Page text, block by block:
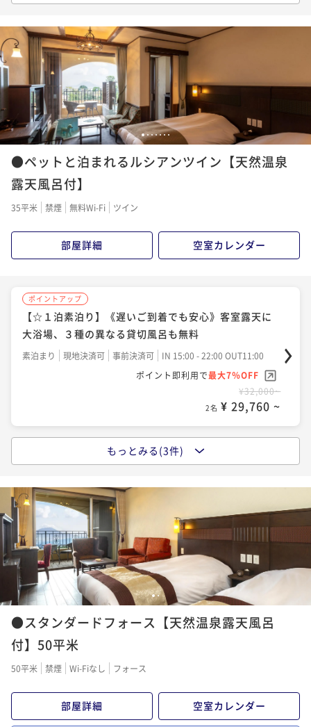
【一泊朝食】★約70種類のバイキングでパワーチャー
ジ★遅めの到着歓迎！貸切風呂・夜食のラーメン無料
♪
朝食付き 現地決済可 事前決済可
IN 15:00 - 22:00 OUT11:00
ポイント即利用で
¥40,500~
2名
ポイントアップ
★全室天然温泉露天風呂付★ラビスタ霧島ヒルズスタ
ンダードプラン★【基本1泊2食付】
二食付き 現地決済可
¥53,300~
2名 ¥ 46,904 ~
1234567
●ペットと泊まれるルシアンツイン【天然温泉
露天風呂付】
35平米 禁煙 無料Wi-Fi ツイン
部屋詳細 空室カレンダー
ポイントアップ
【☆１泊素泊り】《遅いご到着でも安心》客室露天に
大浴場、３種の異なる貸切風呂も無料
素泊まり 現地決済可 事前決済可
IN 15:00 - 22:00 OUT11:00
ポイント即利用で最大7％OFF
¥32,000~
2名 ¥ 29,760 ~
【一泊朝食】★約70種類のバイキングでパワーチャー
ジ★遅めの到着歓迎！貸切風呂・夜食のラーメン無料
♪
朝食付き 現地決済可 事前決済可
ポイント即利用で最大7％OFF
¥40,500~
2名 ¥ 37,665 ~
ポイントアップ
【早期割30】愛犬と泊まる◆早期予約でお得に宿泊◆
すべてのお部屋が天然温泉露天風呂付き◆夕朝食付き
二食付き 現地決済可
¥50,634~
2名 ¥ 47,089 ~
もっとみる(3件)
12
●スタンダードフォース【天然温泉露天風呂
付】50平米
50平米 禁煙 Wi-Fiなし フォース
部屋詳細 空室カレンダー